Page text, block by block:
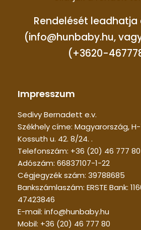
Rendelését
(info@hunbaby.hu,
(+3620-
Impresszum
Sedivy Bernadett e.v.
Székhely címe: Magyarország,
Kossuth u. 42. 8/24. .
Telefonszám: +36 (20) 46 777 80
Adószám: 66837107-1-22
Cégjegyzék szám: 39788685
Bankszámlaszám: ERSTE Bank:
47423846
E-mail: info@hunbaby.hu
Mobil: +36 (20) 46 777 80